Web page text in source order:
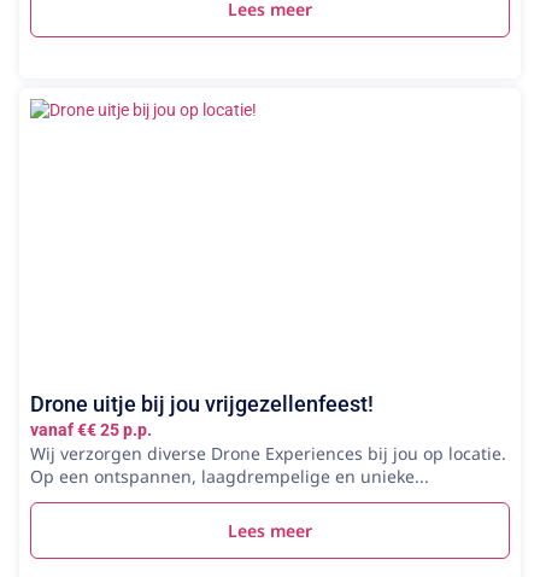
Lees meer
Drone uitje bij jou vrijgezellenfeest!
vanaf €€ 25 p.p.
Wij verzorgen diverse Drone Experiences bij jou op locatie.
Op een ontspannen, laagdrempelige en unieke...
Lees meer